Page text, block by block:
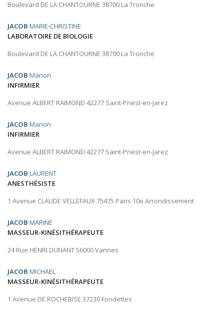
Boulevard DE LA CHANTOURNE 38700 La Tronche
JACOB MARIE-CHRISTINE
LABORATOIRE DE BIOLOGIE
Boulevard DE LA CHANTOURNE 38700 La Tronche
JACOB Marion
INFIRMIER
Avenue ALBERT RAIMOND 42277 Saint-Priest-en-Jarez
JACOB Marion
INFIRMIER
Avenue ALBERT RAIMOND 42277 Saint-Priest-en-Jarez
JACOB LAURENT
ANESTHÉSISTE
1 Avenue CLAUDE VELLEFAUX 75475 Paris 10e Arrondissement
JACOB MARINE
MASSEUR-KINÉSITHÉRAPEUTE
24 Rue HENRI DUNANT 56000 Vannes
JACOB MICHAEL
MASSEUR-KINÉSITHÉRAPEUTE
1 Avenue DE ROCHEBISE 37230 Fondettes